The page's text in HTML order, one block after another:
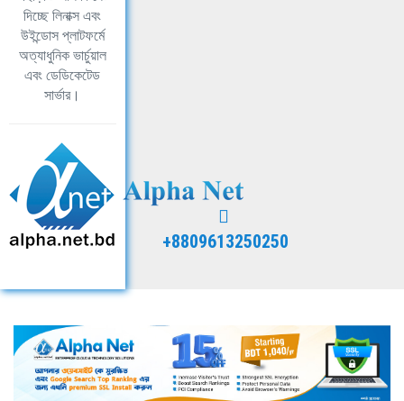
দিচ্ছে লিনাক্স এবং
উইন্ডোস প্লাটফর্মে
অত্যাধুনিক ভার্চুয়াল
এবং ডেডিকেটেড
সার্ভার।
+8809613250250